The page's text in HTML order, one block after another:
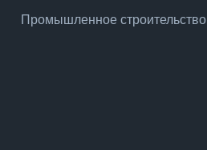
Промышленное строительство